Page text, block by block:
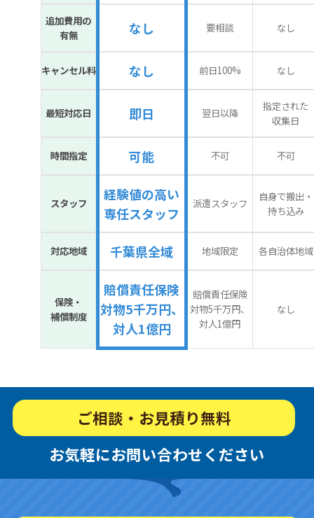
追加費用の
有無
なし 要相談 なし
キャンセル料 なし 前日100% なし
最短対応日 即日 翌日以降
指定された
収集日
時間指定 可能 不可 不可
スタッフ
経験値の高い
専任スタッフ
派遣スタッフ
自身で搬出・
持ち込み
対応地域 千葉県全域 地域限定 各自治体地域
保険・
補償制度
賠償責任保険
対物5千万円、
対人1億円
賠償責任保険
対物5千万円、
対人1億円
なし
ご相談・お見積り無料
お気軽にお問い合わせください